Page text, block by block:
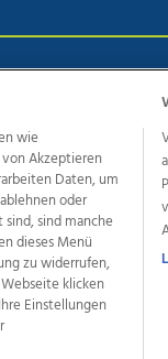
Angebote des
OÖNachrichten
wasistlos.at
wie
Akzeptieren
Daten, um
oder
sind manche
dieses Menü
zu widerrufen,
klicken
Einstellungen